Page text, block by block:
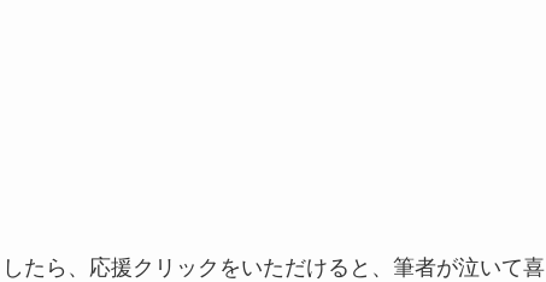
たら、応援クリックをいただけると、筆者が泣いて喜